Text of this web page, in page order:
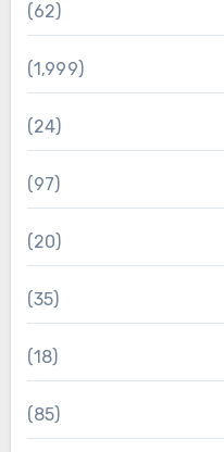
(62)
(1٬999)
(24)
(97)
(20)
(35)
(18)
(85)